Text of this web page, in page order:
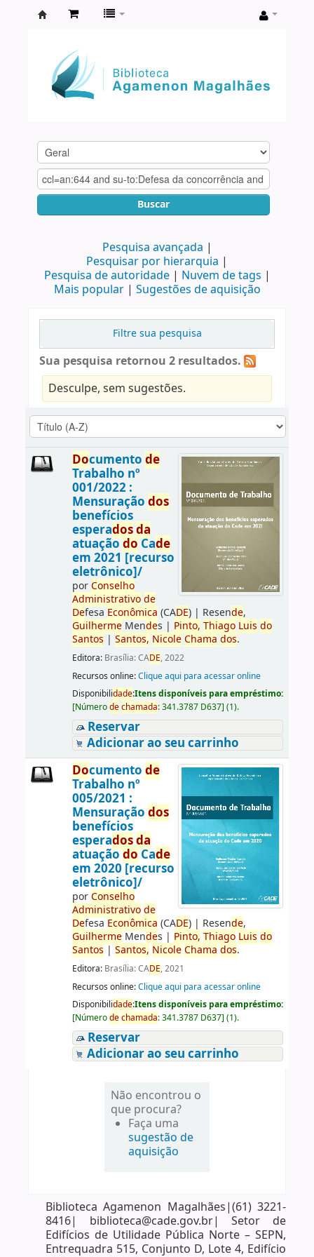
Agamenon
Magalhães
Buscar
Pesquisa avançada
Pesquisar por hierarquia
Pesquisa de autoridade
Nuvem de tags
Mais popular
Sugestões de aquisição
Filtre sua pesquisa
Sua pesquisa retornou 2 resultados.
Desculpe, sem sugestões.
Documento de
Trabalho nº
001/2022 :
Mensuração dos
benefícios
esperadosda
atuaçãodoCade
em 2021 [recurso
eletrônico]/
porConselho
Administrativo de
Defesa Econômica (CADE)| Resende,
GuilhermeMendes | Pinto, Thiago Luis do
Santos | Santos, Nicole Chama dos.
Editora: Brasília: CADE, 2022
Recursos online:Clique aqui para acessar online
Disponibilidade:Itens disponíveis para empréstimo:
[Númerodechamada:341.3787 D637] (1).
Reservar
Adicionar ao seu carrinho
Documento de
Trabalho nº
005/2021 :
Mensuração dos
benefícios
esperadosda
atuaçãodoCade
em 2020 [recurso
eletrônico]/
porConselho
Administrativo de
Defesa Econômica (CADE)| Resende,
GuilhermeMendes | Pinto, Thiago Luis do
Santos | Santos, Nicole Chama dos.
Editora: Brasília: CADE, 2021
Recursos online:Clique aqui para acessar online
Disponibilidade:Itens disponíveis para empréstimo:
[Númerodechamada:341.3787 D637] (1).
Reservar
Adicionar ao seu carrinho
Não encontrou o
que procura?
Faça uma
sugestão de
aquisição
Biblioteca Agamenon Magalhães|(61) 3221-
8416| biblioteca@cade.gov.br| Setor de
Edifícios de Utilidade Pública Norte – SEPN,
Entrequadra 515, Conjunto D, Lote 4, Edifício